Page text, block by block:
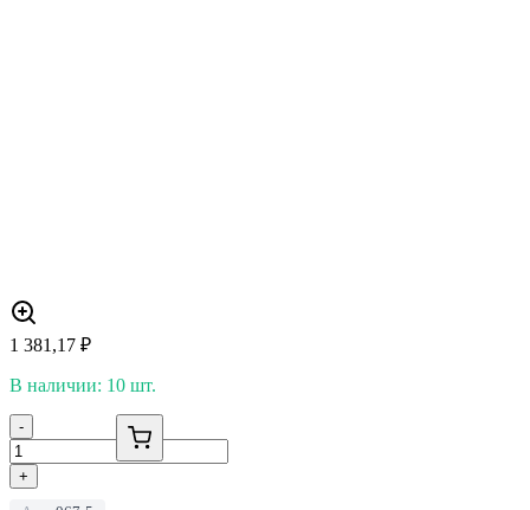
1 381,17 ₽
В наличии: 10 шт.
-
+